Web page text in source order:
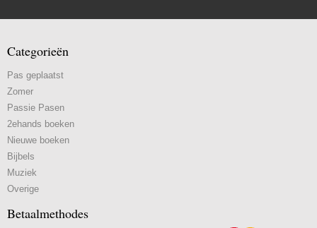
Categorieën
Pas geplaatst
Zomer
Passie Pasen
2ehands boeken
Nieuwe boeken
Bijbels
Muziek
Overige
Betaalmethodes